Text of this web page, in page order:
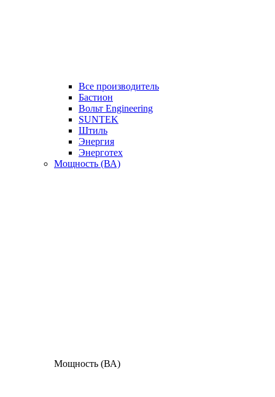
Все производитель
Бастион
Вольт Engineering
SUNTEK
Штиль
Энергия
Энерготех
Мощность (ВА)
Мощность (ВА)